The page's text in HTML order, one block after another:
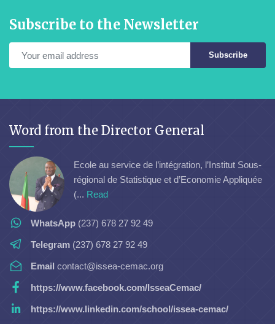
Subscribe to the Newsletter
Subscribe
Word from the Director General
Ecole au service de l’intégration, l’Institut Sous-
régional de Statistique et d’Economie Appliquée
(... Read
WhatsApp (237) 678 27 92 49
Telegram (237) 678 27 92 49
Email contact@issea-cemac.org
https://www.facebook.com/IsseaCemac/
https://www.linkedin.com/school/issea-cemac/